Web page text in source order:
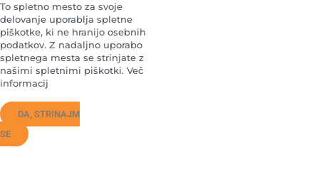
To spletno mesto za svoje
delovanje uporablja spletne
piškotke, ki ne hranijo osebnih
podatkov. Z nadaljno uporabo
spletnega mesta se strinjate z
našimi spletnimi piškotki. Več
informacij
DA, STRINAJM
SE